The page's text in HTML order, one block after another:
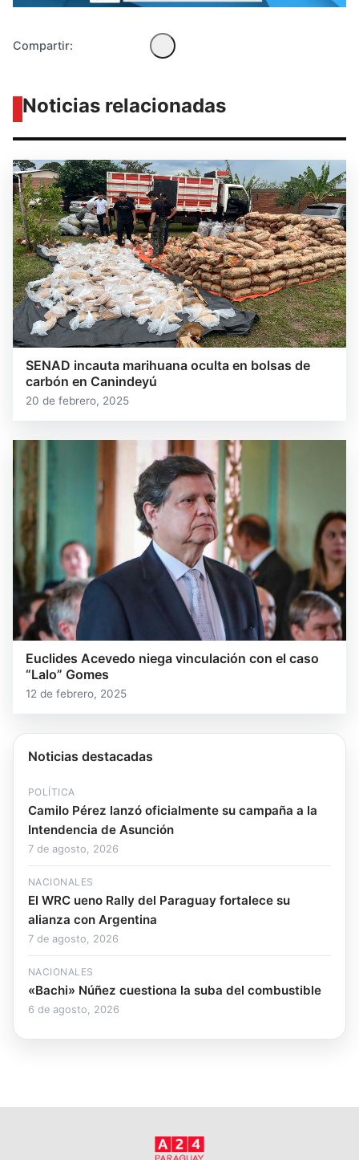
Compartir:
Noticias relacionadas
SENAD incauta marihuana oculta en bolsas de
carbón en Canindeyú
20 de febrero, 2025
Euclides Acevedo niega vinculación con el caso
“Lalo” Gomes
12 de febrero, 2025
Noticias destacadas
POLÍTICA
Camilo Pérez lanzó oficialmente su campaña a la
Intendencia de Asunción
7 de agosto, 2026
NACIONALES
El WRC ueno Rally del Paraguay fortalece su
alianza con Argentina
7 de agosto, 2026
NACIONALES
«Bachi» Núñez cuestiona la suba del combustible
6 de agosto, 2026